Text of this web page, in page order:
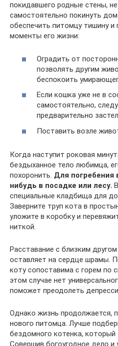
покидавшего родные стены,
самостоятельно покинуть
обеспечить питомцу тишину и
моменты его жизни:
Оградить от
позволять другим
беспокоить
Если кошка уже не в
самостоятельно,
предварительно
Поставить возле
Когда наступит роковая
бездыханное тело любимца,
похоронить. Для погребения
нибудь в посадке или лесу.
специальные кладбища для
Заверните труп кота в
уложите в коробку и
ниткой.
Расставание с близким
оставляет на сердце шрамы.
коту сопоставима с горем по
этом случае нет
поможет преодолеть
Однако жизнь продолжается,
нового питомца. Лучше
бездомного котенка, который
Совершив богоугодное дело и